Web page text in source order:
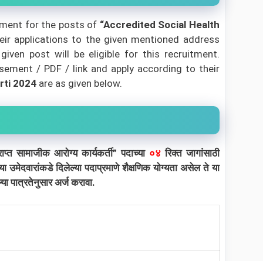
for the posts of “Accredited Social Health
applications to the given mentioned address
post will be eligible for this recruitment.
/ PDF / link and apply according to their
2024are as given below.
सामाजीक आरोग्य कार्यकर्ती” पदाच्या ०४रिक्त जागांसाठी
उमेदवारांकडे दिलेल्या पदाप्रमाणे शैक्षणिक योग्यता असेल ते या
पात्रतेनुसार अर्ज करावा.